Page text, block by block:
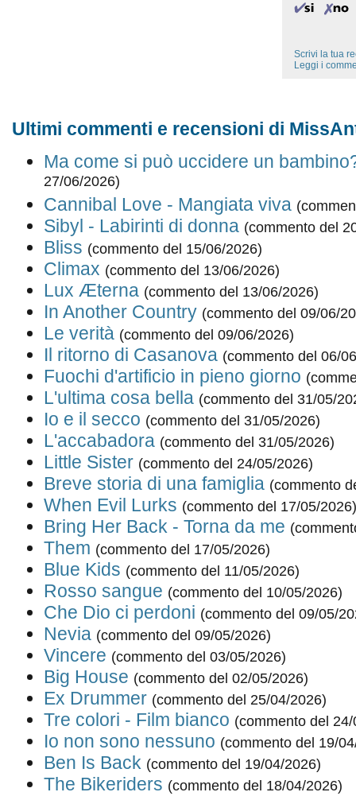
Scrivi la tua
Leggi i
Ultimi commenti e recensioni di
Ma come si può uccidere un
27/06/2026)
Cannibal Love - Mangiata viva
Sibyl - Labirinti di donna (commento del
Bliss (commento del 15/06/2026)
Climax (commento del 13/06/2026)
Lux Æterna (commento del 13/06/2026)
In Another Country (commento del 09/06/
Le verità (commento del 09/06/2026)
Il ritorno di Casanova (commento del 06/
Fuochi d'artificio in pieno giorno
L'ultima cosa bella (commento del 31/05/
Io e il secco (commento del 31/05/2026)
L'accabadora (commento del 31/05/2026)
Little Sister (commento del 24/05/2026)
Breve storia di una famiglia (commento
When Evil Lurks (commento del 17/05/2026)
Bring Her Back - Torna da me
Them (commento del 17/05/2026)
Blue Kids (commento del 11/05/2026)
Rosso sangue (commento del 10/05/2026)
Che Dio ci perdoni (commento del 09/05/
Nevia (commento del 09/05/2026)
Vincere (commento del 03/05/2026)
Big House (commento del 02/05/2026)
Ex Drummer (commento del 25/04/2026)
Tre colori - Film bianco (commento del
Io non sono nessuno (commento del 19/
Ben Is Back (commento del 19/04/2026)
The Bikeriders (commento del 18/04/2026)